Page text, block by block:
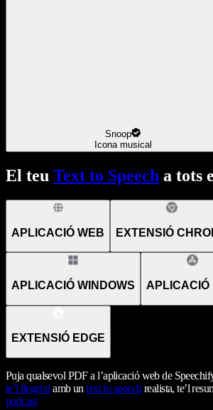
Snoop
Icona musical
El teu Text to Speech a tots
APLICACIÓ WEB EXTENSIÓ
APLICACIÓ WINDOWS APLICACIÓ
EXTENSIÓ EDGE
Puja qualsevol PDF a l’aplicació web de
te’l llegeixi amb untext to speech realista, te’l
podcast